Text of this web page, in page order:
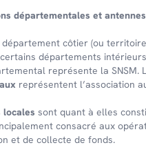
dépar­te­men­tales et antennes
dépar­te­ment côtier (ou
dépar­te­ments inté­rieurs
repré­sente la SNSM.
représentent l’association
locales sont quant à elles
consacré aux
et de collecte de fonds.